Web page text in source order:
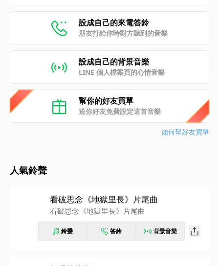
設成自己的來電答鈴
朋友打給你時對方聽到的音樂
設成自己的背景音樂
LINE 個人檔案頁的心情音樂
幫你的好友買單
送你好友免費設定這首音樂
如何幫好友買單
人氣鈴聲
看破思念《地獄里長》片尾曲
看破思念《地獄里長》片尾曲
鈴聲 答鈴 背景音樂